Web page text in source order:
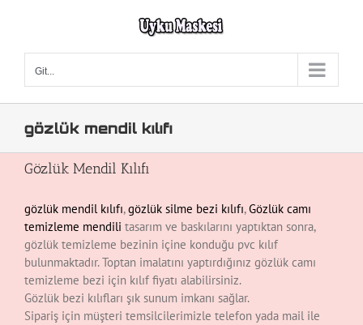
Git...
gözlük mendil kılıfı
Gözlük Mendil Kılıfı
gözlük mendil kılıfı,gözlük silme bezi kılıfı,Gözlük camı
temizleme mendili tasarım ve baskılarını yaptıktan sonra,
gözlük temizleme bezinin içine konduğu pvc kılıf
bulunmaktadır. Toptan imalatını yaptırdığınız gözlük camı
temizleme bezi için kılıf fiyatı alabilirsiniz.
Gözlük bezi kılıfları şık sunum imkanı sağlar.
Sipariş için müşteri temsilcilerimizle telefon yada mail ile